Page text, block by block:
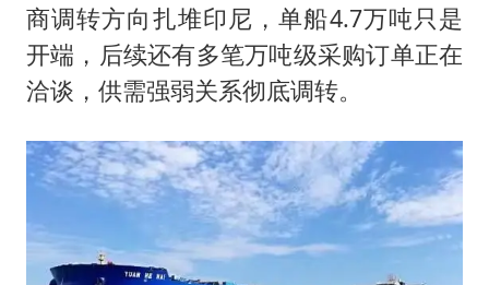
商调转方向扎堆印尼，单船4.7万吨只是
开端，后续还有多笔万吨级采购订单正在
洽谈，供需强弱关系彻底调转。